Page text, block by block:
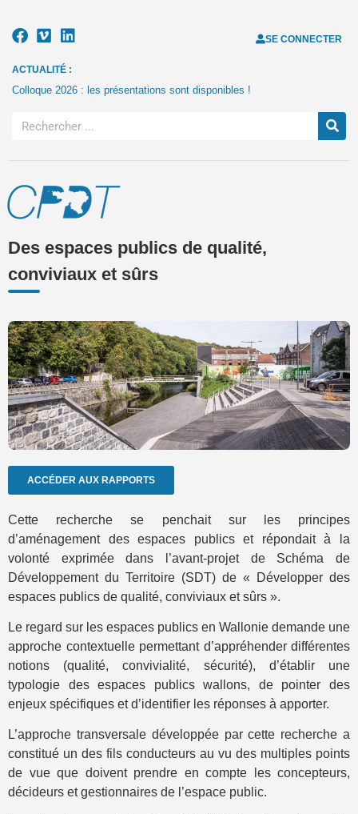
SE CONNECTER
ACTUALITÉ :
Colloque 2026 : les présentations sont disponibles !
Des espaces publics de qualité,
conviviaux et sûrs
ACCÉDER AUX RAPPORTS
Cette recherche se penchait sur les principes
d’aménagement des espaces publics et répondait à la
volonté exprimée dans l’avant-projet de Schéma de
Développement du Territoire (SDT) de « Développer des
espaces publics de qualité, conviviaux et sûrs ».
Le regard sur les espaces publics en Wallonie demande une
approche contextuelle permettant d’appréhender différentes
notions (qualité, convivialité, sécurité), d’établir une
typologie des espaces publics wallons, de pointer des
enjeux spécifiques et d’identifier les réponses à apporter.
L’approche transversale développée par cette recherche a
constitué un des fils conducteurs au vu des multiples points
de vue que doivent prendre en compte les concepteurs,
décideurs et gestionnaires de l’espace public.